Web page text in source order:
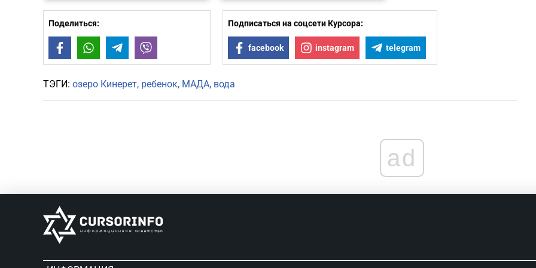
Поделиться:
FacebookWhatsAppTelegram
Подписаться на соцсети Курсора:
facebook instagram telegram
ТЭГИ: озеро Кинерет ребенок МАДА вода
ad